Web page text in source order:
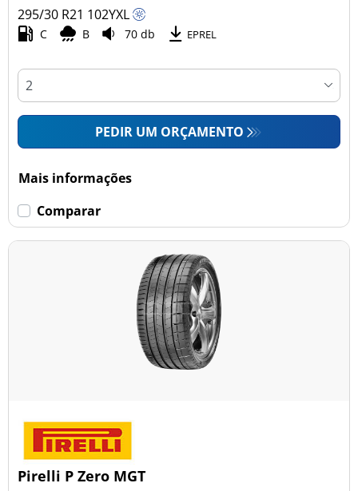
295/30 R21 102YXL
C B 70 db EPREL
PEDIR UM ORÇAMENTO
Mais informações
Comparar
Pirelli P Zero MGT